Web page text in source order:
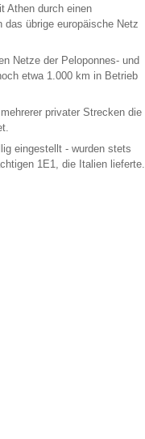
Athen durch einen
das übrige europäische Netz
Netze der Peloponnes- und
etwa 1.000 km in Betrieb
privater Strecken die
eingestellt - wurden stets
1E1, die Italien lieferte.